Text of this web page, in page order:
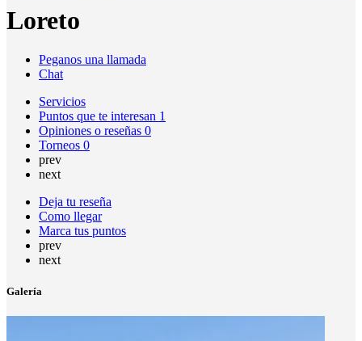
Loreto
Peganos una llamada
Chat
Servicios
Puntos que te interesan 1
Opiniones o reseñas 0
Torneos 0
prev
next
Deja tu reseña
Como llegar
Marca tus puntos
prev
next
Galería